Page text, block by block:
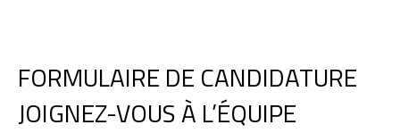
FORMULAIRE DE CANDIDATURE
JOIGNEZ-VOUS À L’ÉQUIPE